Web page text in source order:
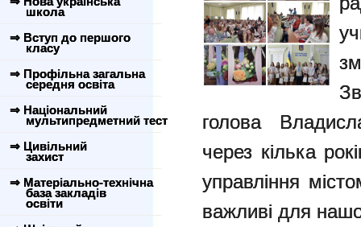
школа
⇒ Вступ до першого
класу
⇒ Профільна загальна
середня освіта
⇒ Національний
мультипредметний тест
⇒ Цивільний
захист
⇒ Матеріально-технічна
база закладів
освіти
голова
через кілька
управління
важливі для